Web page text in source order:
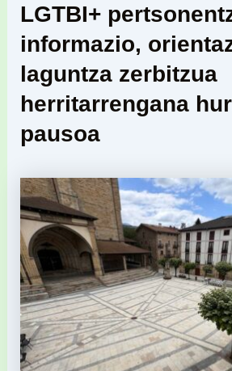
LGTBI+
informazio,
laguntza zerbitzua
herritarrengana
pausoa